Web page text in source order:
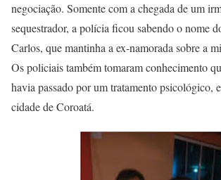
negociação. Somente com a chegada de um
sequestrador, a polícia ficou sabendo o nome
Carlos, que mantinha a ex-namorada sobre a
Os policiais também tomaram conhecimento
havia passado por um tratamento psicológico,
cidade de Coroatá.